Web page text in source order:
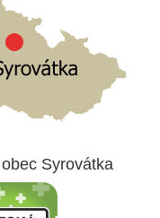
Syrovátka